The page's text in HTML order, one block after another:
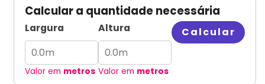
Calcular a quantidade necessária
Largura
Valor em metros
Altura
Valor em metros
Calcular